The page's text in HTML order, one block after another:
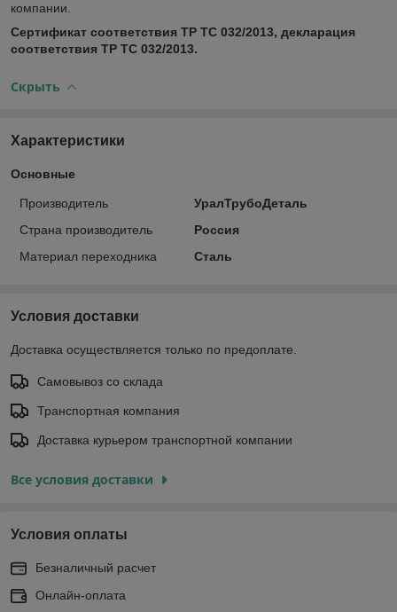
компании.
Сертификат соответствия ТР ТС 032/2013, декларация
соответствия ТР ТС 032/2013.
Скрыть
Характеристики
Основные
Производитель
УралТрубоДеталь
Страна производитель
Россия
Материал переходника
Сталь
Условия доставки
Доставка осуществляется только по предоплате.
Самовывоз со склада
Транспортная компания
Доставка курьером транспортной компании
Все условия доставки
Условия оплаты
Безналичный расчет
Онлайн-оплата